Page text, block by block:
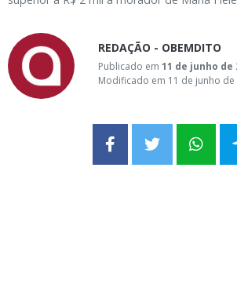
REDAÇÃO - OBEMDITO
Publicado em 11 de junho de
Modificado em 11 de junho de